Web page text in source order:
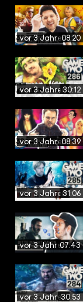
vor 3 Jahren08:20
vor 3 Jahren30:12
vor 3 Jahren08:39
vor 3 Jahren31:06
vor 3 Jahren07:43
vor 3 Jahren30:53